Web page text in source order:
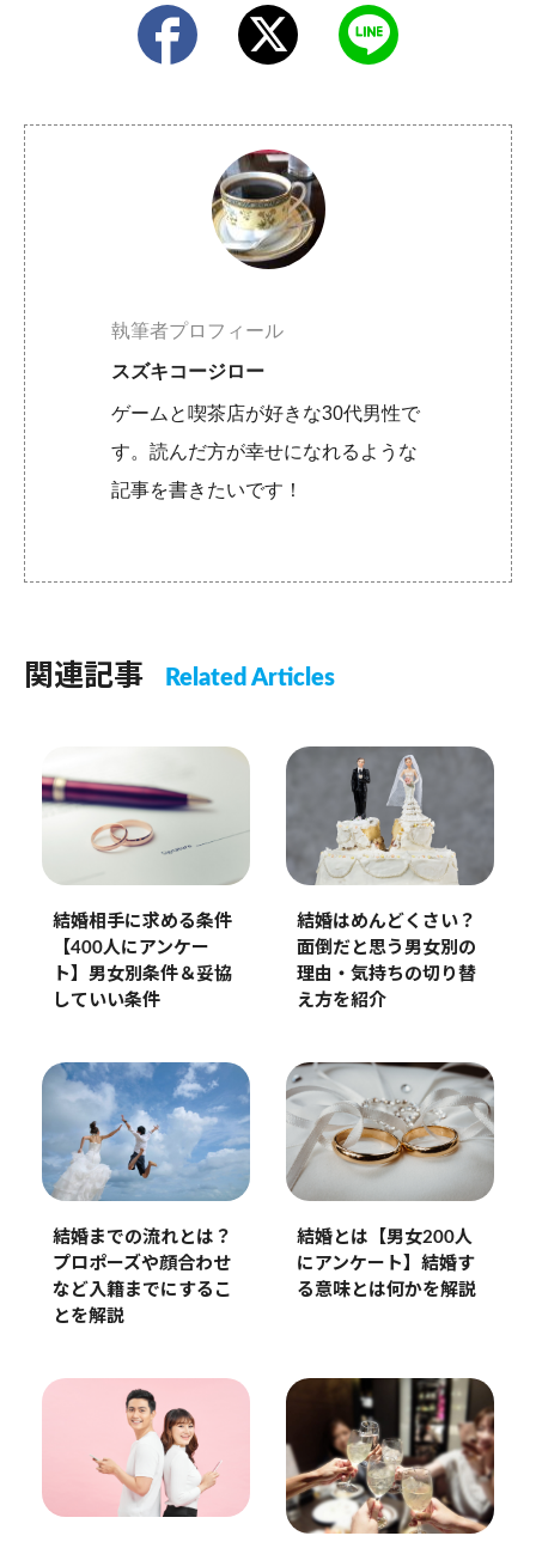
執筆者プロフィール
スズキコージロー
ゲームと喫茶店が好きな30代男性で
す。読んだ方が幸せになれるような
記事を書きたいです！
関連記事 Related Articles
結婚相手に求める条件
【400人にアンケー
ト】男女別条件＆妥協
していい条件
結婚はめんどくさい？
面倒だと思う男女別の
理由・気持ちの切り替
え方を紹介
結婚までの流れとは？
プロポーズや顔合わせ
など入籍までにするこ
とを解説
結婚とは【男女200人
にアンケート】結婚す
る意味とは何かを解説